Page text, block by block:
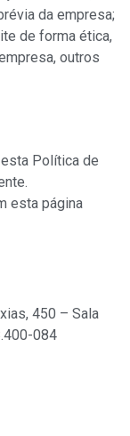
da empresa;
de forma ética,
outros
Política de
esta página
450 – Sala
084